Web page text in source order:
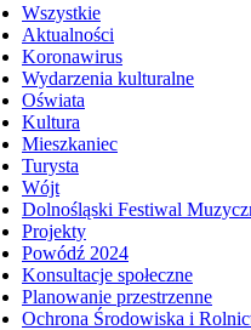
Wszystkie
Aktualności
Koronawirus
Wydarzenia kulturalne
Oświata
Kultura
Mieszkaniec
Turysta
Wójt
Dolnośląski Festiwal
Projekty
Powódź 2024
Konsultacje społeczne
Planowanie przestrzenne
Ochrona Środowiska i